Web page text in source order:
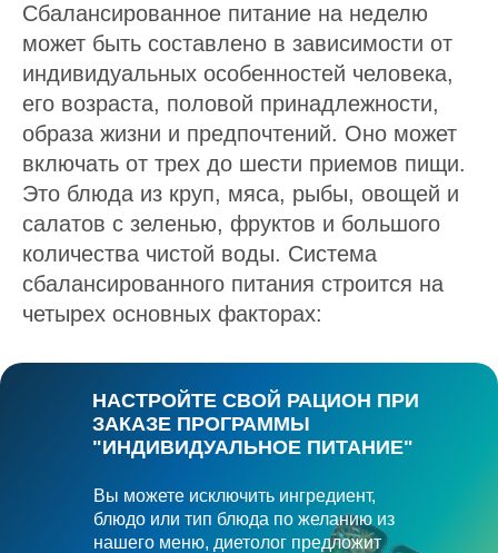
Сбалансированное питание на неделю
может быть составлено в зависимости от
индивидуальных особенностей человека,
его возраста, половой принадлежности,
образа жизни и предпочтений. Оно может
включать от трех до шести приемов пищи.
Это блюда из круп, мяса, рыбы, овощей и
салатов с зеленью, фруктов и большого
количества чистой воды. Система
сбалансированного питания строится на
четырех основных факторах:
НАСТРОЙТЕ СВОЙ РАЦИОН ПРИ
ЗАКАЗЕ ПРОГРАММЫ
"ИНДИВИДУАЛЬНОЕ ПИТАНИЕ"
Вы можете исключить ингредиент,
блюдо или тип блюда по желанию из
нашего меню, диетолог предложит